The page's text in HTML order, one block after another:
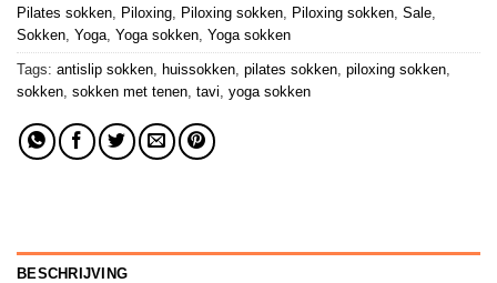
Pilates sokken
Piloxing Piloxing sokken Piloxing sokken Sale
Sokken Yoga Yoga sokken Yoga sokken
Tags: antislip sokken huissokken pilates sokken piloxing sokken
sokken sokken met tenen tavi yoga sokken
BESCHRIJVING